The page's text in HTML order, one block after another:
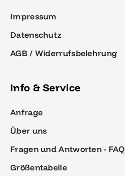
Impressum
Datenschutz
AGB / Widerrufsbelehrung
Info & Service
Anfrage
Über uns
Fragen und Antworten - FAQ
Größentabelle